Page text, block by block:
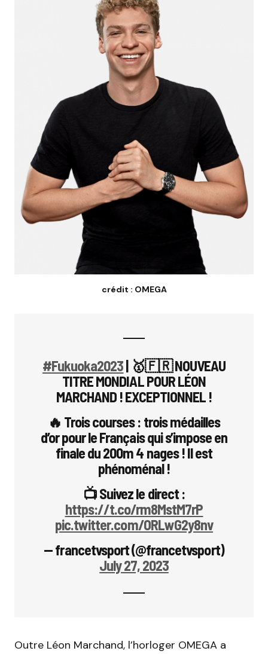
crédit : OMEGA
#Fukuoka2023| 🥇🇫🇷 NOUVEAU
TITRE MONDIAL POUR LÉON
MARCHAND ! EXCEPTIONNEL !
🔥 Trois courses : trois médailles
d’or pour le Français qui s’impose en
finale du 200m 4 nages ! Il est
phénoménal !
📺 Suivez le direct :
https://t.co/rm8MstM7rP
pic.twitter.com/ORLwG2y8nv
— francetvsport (@francetvsport)
July 27, 2023
Outre Léon Marchand, l’horloger OMEGA a